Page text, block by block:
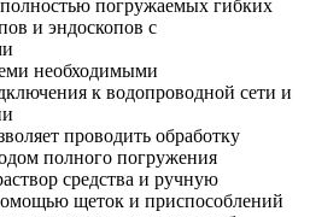
погружаемых гибких
и эндоскопов с
необходимыми
к водопроводной сети и
проводить обработку
полного погружения
средства и ручную
щеток и приспособлений